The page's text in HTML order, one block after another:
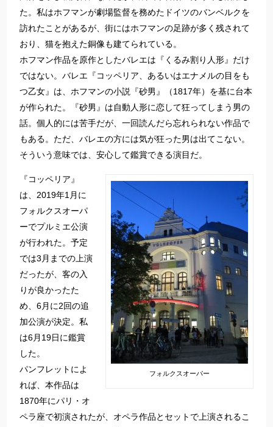
た。私はホフマンが劇場監督を務めたドイツのバンベルクを
訪れたことがあるが、街にはホフマンの足跡が多く残されて
おり、猫を抱えた銅像も建てられている。
ホフマン作品を原作としたバレエは『くるみ割り人形』だけ
ではない。バレエ『コッペリア、あるいはエナメルの目をも
つ乙女』は、ホフマンの小説『砂男』（1817年）を基に台本
が作られた。『砂男』は自動人形に恋して狂ってしまう男の
話。個人的には苦手だが、一回読んだら忘れられない作品で
もある。ただ、バレエの方には気が狂った男は出てこない。
そういう意味では、安心して鑑賞できる演目だ。
フォルクスオーパー
『コッペリア』
は、2019年1月に
フォルクスオーパ
ーでプルミエ公演
が行われた。予定
では3月までの上演
だったが、客の入
りが良かったた
め、6月に2回の追
加公演が決定。私
は6月19日に鑑賞
した。
パンフレットによ
れば、本作品は
1870年にパリ・オ
ペラ座で初演されたが、オペラ作品とセットで上演されるこ